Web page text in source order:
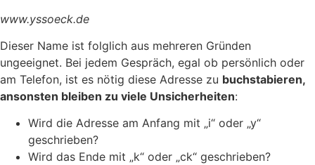
www.yssoeck.de
Dieser Name ist folglich aus mehreren Gründen
ungeeignet. Bei jedem Gespräch, egal ob persönlich oder
am Telefon, ist es nötig diese Adresse zu buchstabieren,
ansonsten bleiben zu viele Unsicherheiten:
Wird die Adresse am Anfang mit „i“ oder „y“
geschrieben?
Wird das Ende mit „k“ oder „ck“ geschrieben?